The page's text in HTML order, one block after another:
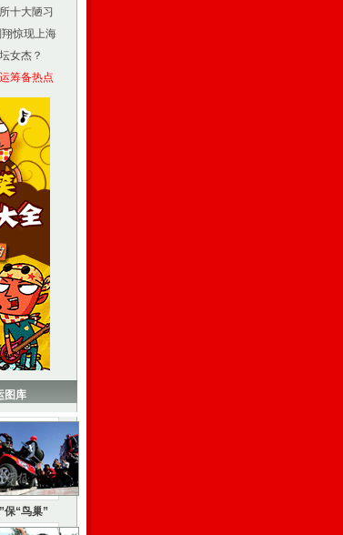
十大陋习
惊现上海
女杰？
筹备热点
图库
保“鸟巢”